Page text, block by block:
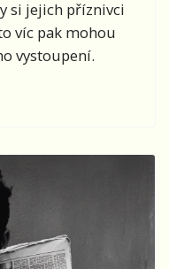
si jejich příznivci
víc pak mohou
vystoupení.